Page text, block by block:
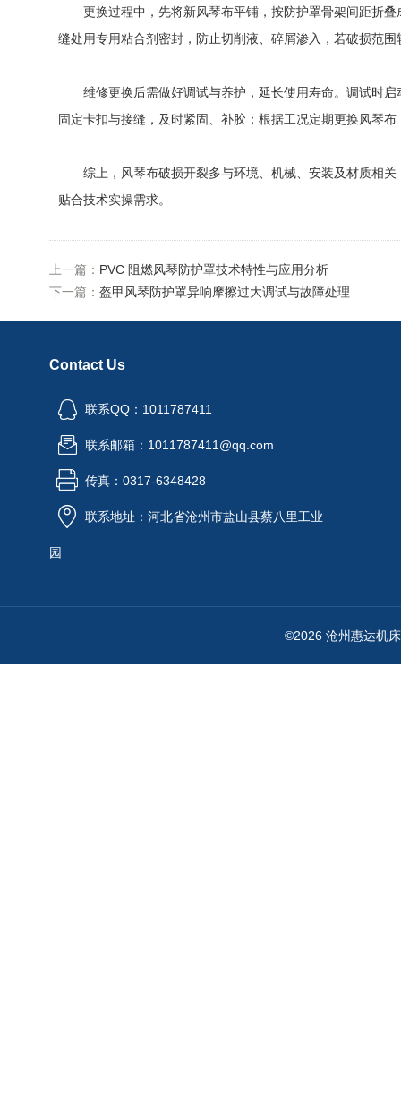
更换过程中，先将新风琴布平铺，按防护罩骨架间距折叠
缝处用专用粘合剂密封，防止切削液、碎屑渗入，若破损范
维修更换后需做好调试与养护，延长使用寿命。调试时启
固定卡扣与接缝，及时紧固、补胶；根据工况定期更换风琴
综上，风琴布破损开裂多与环境、机械、安装及材质相关
贴合技术实操需求。
上一篇： PVC 阻燃风琴防护罩技术特性与应用分析
下一篇： 盔甲风琴防护罩异响摩擦过大调试与故障处理
Contact Us
联系QQ：1011787411
联系邮箱：1011787411@qq.com
传真：0317-6348428
联系地址：河北省沧州市盐山县蔡八里工业
园
©2026 沧州惠达机